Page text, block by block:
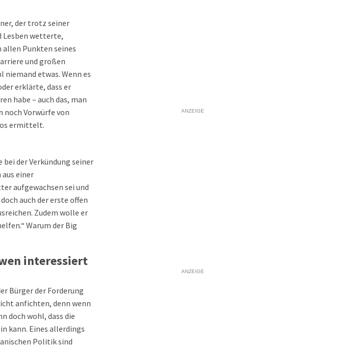
der trotz seiner
Lesben wetterte,
Punkten seines
und großen
etwas. Wenn es
erklärte, dass er
habe – auch das, man
noch Vorwürfe von
ermittelt.
der Verkündung seiner
einer
aufgewachsen sei und
auch der erste offen
Zudem wolle er
Warum der Big
interessiert
Bürger der Forderung
anfichten, denn wenn
doch wohl, dass die
kann. Eines allerdings
Politik sind
ANZEIGE
ANZEIGE